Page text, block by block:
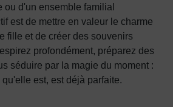
ou d'un ensemble familial
est de mettre en valeur le charme
fille et de créer des souvenirs
profondément, préparez des
séduire par la magie du moment :
est, est déjà parfaite.